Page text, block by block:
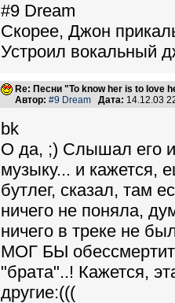
#9 Dream
Скорее, Джон
Устроил вокальный
Re: Песни "To know her is to love
Автор: #9 Dream Дата: 14.12.03
bk
О да, ;) Слышал его
музыку... и кажется,
бутлег, сказал, там
ничего не поняла,
ничего в треке не
МОГ БЫ
"брата"..! Кажется,
другие:(((